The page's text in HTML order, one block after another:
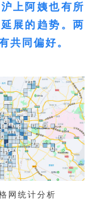
上阿姨也有所
展的趋势。两
共同偏好。
网统计分析